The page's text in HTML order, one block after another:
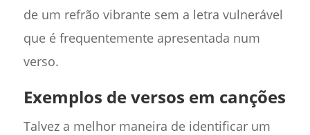
de um refrão vibrante sem a letra vulnerável
que é frequentemente apresentada num
verso.
Exemplos de versos em canções
Talvez a melhor maneira de identificar um